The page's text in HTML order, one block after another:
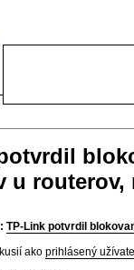
u
TP-Link potvrdil
ako prihlásený